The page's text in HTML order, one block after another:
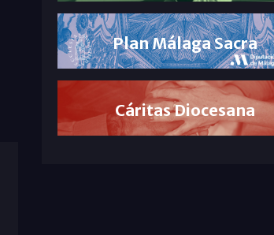
Plan Málaga Sacra
Cáritas Diocesana